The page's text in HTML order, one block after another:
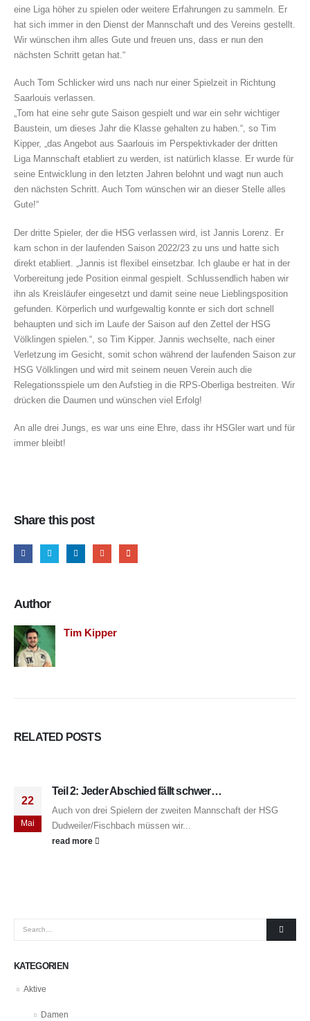
eine Liga höher zu spielen oder weitere Erfahrungen zu sammeln. Er
hat sich immer in den Dienst der Mannschaft und des Vereins gestellt.
Wir wünschen ihm alles Gute und freuen uns, dass er nun den
nächsten Schritt getan hat.“
Auch Tom Schlicker wird uns nach nur einer Spielzeit in Richtung
Saarlouis verlassen.
„Tom hat eine sehr gute Saison gespielt und war ein sehr wichtiger
Baustein, um dieses Jahr die Klasse gehalten zu haben.“, so Tim
Kipper, „das Angebot aus Saarlouis im Perspektivkader der dritten
Liga Mannschaft etabliert zu werden, ist natürlich klasse. Er wurde für
seine Entwicklung in den letzten Jahren belohnt und wagt nun auch
den nächsten Schritt. Auch Tom wünschen wir an dieser Stelle alles
Gute!“
Der dritte Spieler, der die HSG verlassen wird, ist Jannis Lorenz. Er
kam schon in der laufenden Saison 2022/23 zu uns und hatte sich
direkt etabliert. „Jannis ist flexibel einsetzbar. Ich glaube er hat in der
Vorbereitung jede Position einmal gespielt. Schlussendlich haben wir
ihn als Kreisläufer eingesetzt und damit seine neue Lieblingsposition
gefunden. Körperlich und wurfgewaltig konnte er sich dort schnell
behaupten und sich im Laufe der Saison auf den Zettel der HSG
Völklingen spielen.“, so Tim Kipper. Jannis wechselte, nach einer
Verletzung im Gesicht, somit schon während der laufenden Saison zur
HSG Völklingen und wird mit seinem neuen Verein auch die
Relegationsspiele um den Aufstieg in die RPS-Oberliga bestreiten. Wir
drücken die Daumen und wünschen viel Erfolg!
An alle drei Jungs, es war uns eine Ehre, dass ihr HSGler wart und für
immer bleibt!
Share this post
Author
Tim Kipper
RELATED POSTS
22
Mai
Teil 2: Jeder Abschied fällt schwer…
Auch von drei Spielern der zweiten Mannschaft der HSG
Dudweiler/Fischbach müssen wir...
read more
KATEGORIEN
Aktive
Damen